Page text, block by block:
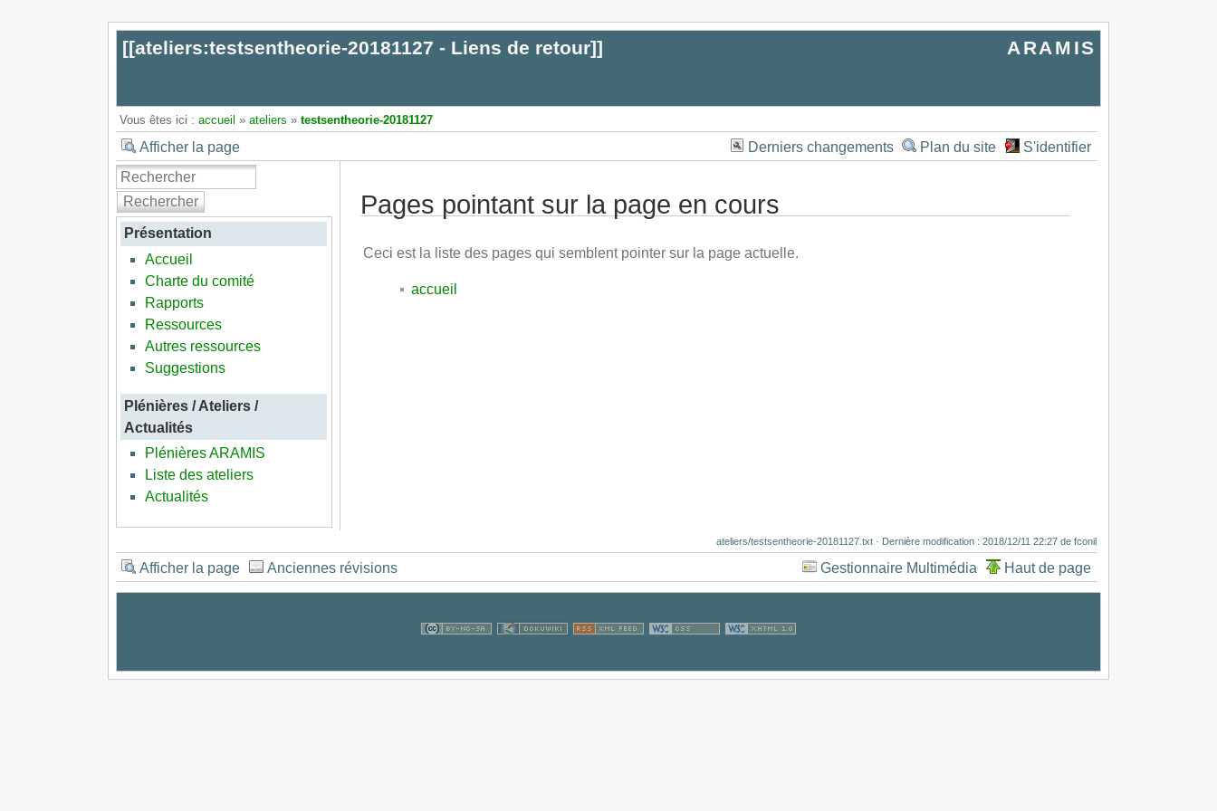
[[ateliers:testsentheorie-20181127 - Liens de retour]] ARAMIS
Vous êtes ici : accueil » ateliers » testsentheorie-20181127
Afficher la page Derniers changements Plan du site S'identifier
Rechercher
Présentation
Accueil
Charte du comité
Rapports
Ressources
Autres ressources
Suggestions
Plénières / Ateliers /
Actualités
Plénières ARAMIS
Liste des ateliers
Actualités
Pages pointant sur la page en cours
Ceci est la liste des pages qui semblent pointer sur la page actuelle.
accueil
ateliers/testsentheorie-20181127.txt· Dernière modification : 2018/12/11 22:27de fconil
Afficher la page Anciennes révisions Gestionnaire Multimédia Haut de page